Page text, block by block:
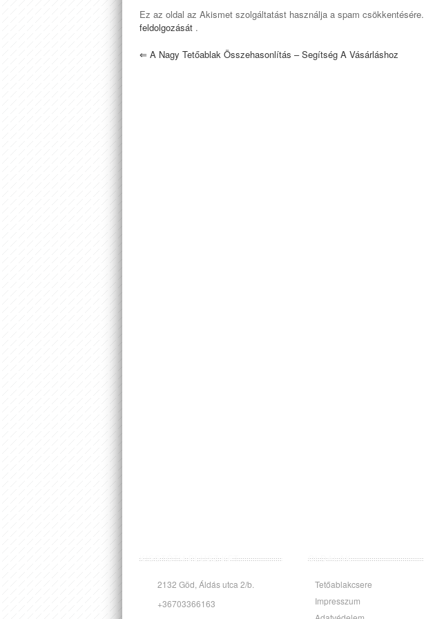
Ez az oldal az Akismet szolgáltatást használja a spam csökkentésére.
feldolgozását .
⇐ A Nagy Tetőablak Összehasonlítás – Segítség A Vásárláshoz
KISSTÓTH PLUSZ KFT.
2132 Göd, Áldás utca 2/b.
+36703366163
OLDALAK
Tetőablakcsere
Impresszum